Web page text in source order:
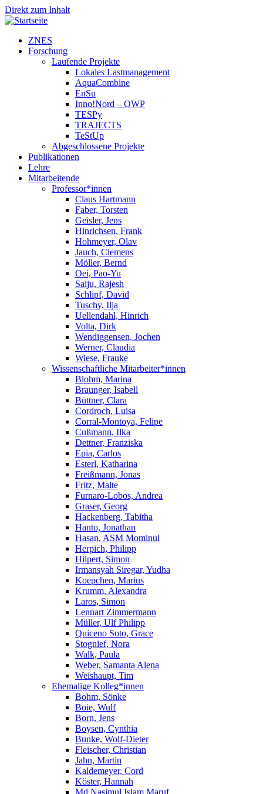
Direkt zum Inhalt
ZNES
Forschung
Laufende Projekte
Lokales Lastmanagement
AquaCombine
EnSu
Inno!Nord – OWP
TESPy
TRAJECTS
TeStUp
Abgeschlossene Projekte
Publikationen
Lehre
Mitarbeitende
Professor*innen
Claus Hartmann
Faber, Torsten
Geisler, Jens
Hinrichsen, Frank
Hohmeyer, Olav
Jauch, Clemens
Möller, Bernd
Oei, Pao-Yu
Saiju, Rajesh
Schlipf, David
Tuschy, Ilja
Uellendahl, Hinrich
Volta, Dirk
Wendiggensen, Jochen
Werner, Claudia
Wiese, Frauke
Wissenschaftliche Mitarbeiter*innen
Blohm, Marina
Braunger, Isabell
Büttner, Clara
Cordroch, Luisa
Corral-Montoya, Felipe
Cußmann, Ilka
Dettner, Franziska
Epia, Carlos
Esterl, Katharina
Freißmann, Jonas
Fritz, Malte
Furnaro-Lobos, Andrea
Graser, Georg
Hackenberg, Tabitha
Hanto, Jonathan
Hasan, ASM Mominul
Herpich, Philipp
Hilpert, Simon
Irmansyah Siregar, Yudha
Koepchen, Marius
Krumm, Alexandra
Laros, Simon
Lennart Zimmermann
Müller, Ulf Philipp
Quiceno Soto, Grace
Stognief, Nora
Walk, Paula
Weber, Samanta Alena
Weishaupt, Tim
Ehemalige Kolleg*innen
Bohm, Sönke
Boie, Wulf
Born, Jens
Boysen, Cynthia
Bunke, Wolf-Dieter
Fleischer, Christian
Jahn, Martin
Kaldemeyer, Cord
Köster, Hannah
Md Nasimul Islam Maruf